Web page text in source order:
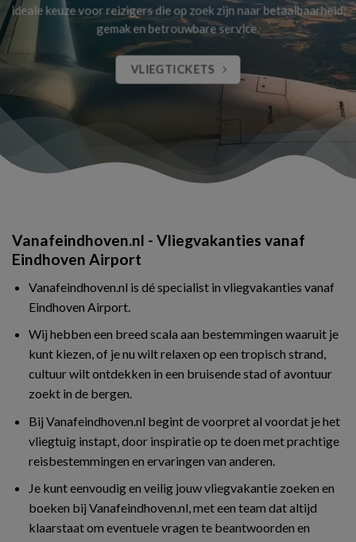
ideale keuze voor reizigers die op zoek zijn naar betaalbaarheid,
gemak en betrouwbare service.
VLIEGTICKETS
Vanafeindhoven.nl - Vliegvakanties vanaf
Eindhoven Airport
Vanafeindhoven.nl is dé specialist in vliegvakanties vanaf
Eindhoven Airport.
Wij hebben een breed scala aan bestemmingen waaruit je
kunt kiezen, of je nu wilt relaxen op een tropisch strand,
cultuur wilt ontdekken in een bruisende stad of avontuur
zoekt in de bergen.
Bij Vanafeindhoven.nl begint de voorpret al voordat je het
vliegtuig instapt, door inspiratie op te doen met prachtige
reisbestemmingen en ervaringen van anderen.
Je kunt eenvoudig en veilig jouw vliegvakantie zoeken en
boeken bij Vanafeindhoven.nl, met een team dat altijd
klaarstaat om eventuele vragen te beantwoorden en